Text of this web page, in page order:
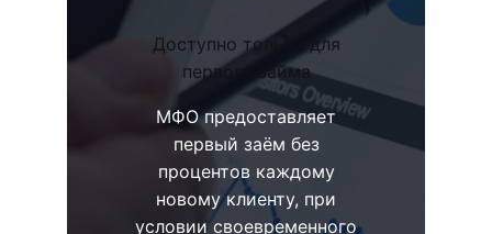
Доступно только для
первого займа
МФО предоставляет
первый заём без
процентов каждому
новому клиенту, при
условии своевременного